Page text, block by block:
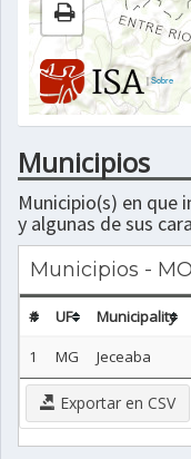
|Sobre
Municipios
Municipio(s) en que
y algunas de sus
Municipios -
# UF Municipality
1
MG Jeceaba
Exportar en CSV